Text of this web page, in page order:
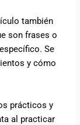
también
son frases o
Se
y cómo
prácticos y
al practicar